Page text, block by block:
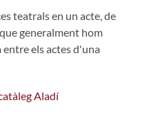
teatrals en un acte, de
generalment hom
els actes d'una
Aladí